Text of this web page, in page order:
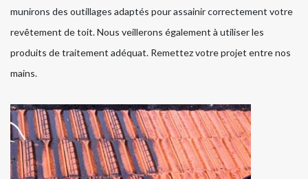
munirons des outillages adaptés pour assainir correctement votre
revêtement de toit. Nous veillerons également à utiliser les
produits de traitement adéquat. Remettez votre projet entre nos
mains.